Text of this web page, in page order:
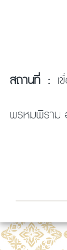
สถานที่ : เ
พรหมพิราม